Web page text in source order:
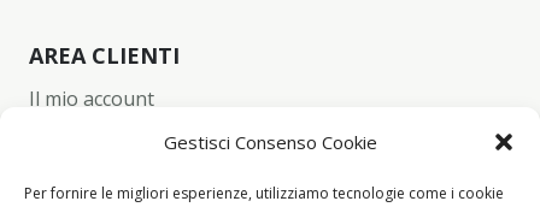
Gestisci Consenso Cookie
Per fornire le migliori esperienze, utilizziamo tecnologie come i cookie
AREA CLIENTI
Il mio account
Wishlist